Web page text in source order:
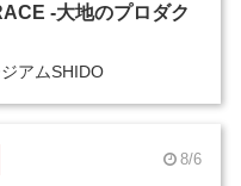
-大地のプロダク
アムSHIDO
8/6